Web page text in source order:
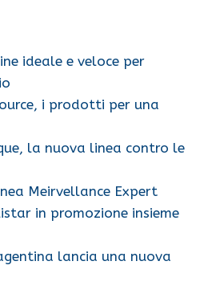
ideale e veloce per
i prodotti per una
la nuova linea contro le
Meirvellance Expert
in promozione insieme
lancia una nuova